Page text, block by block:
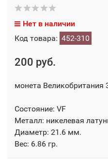
Нет в наличии
Код товара: 452-310
200 руб.
монета Великобритания
Состояние: VF
Металл: никелевая
Диаметр: 21.6 мм.
Вес: 6.86 гр.